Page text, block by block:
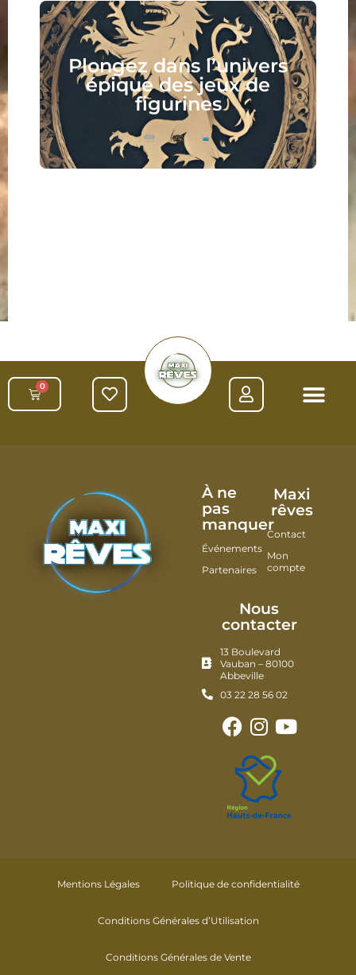
Plongez dans l’univers
épique des jeux de
figurines
0
À ne
pas
manquer
Événements
Partenaires
Maxi
rêves
Contact
Mon
compte
Nous
contacter
13 Boulevard
Vauban – 80100
Abbeville
03 22 28 56 02
Mentions Légales Politique de confidentialité
Conditions Générales d’Utilisation
Conditions Générales de Vente